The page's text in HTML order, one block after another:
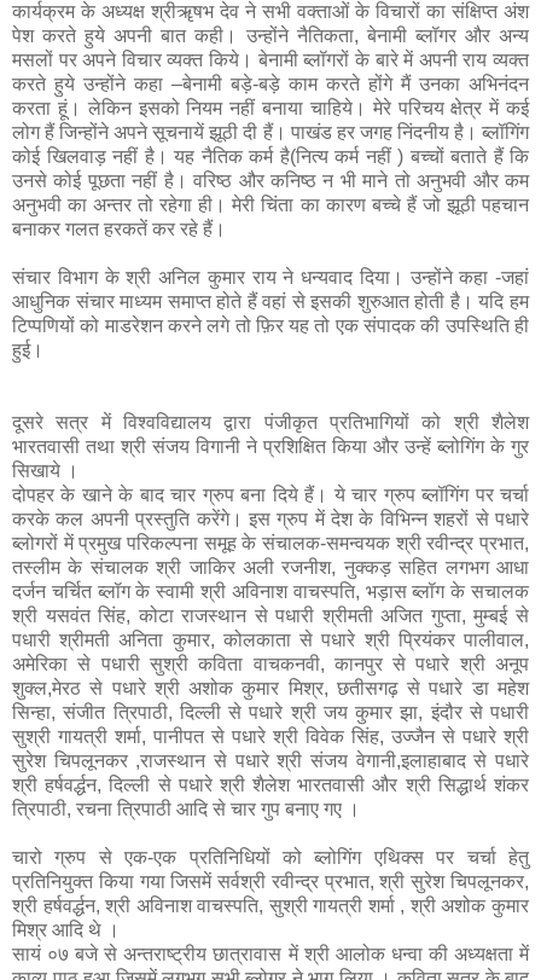
कार्यक्रम के अध्यक्ष श्रीॠषभ देव ने सभी वक्ताओं के विचारों का संक्षिप्त अंश
पेश करते हुये अपनी बात कही। उन्होंने नैतिकता, बेनामी ब्लॉगर और अन्य
मसलों पर अपने विचार व्यक्त किये। बेनामी ब्लॉगरों के बारे में अपनी राय व्यक्त
करते हुये उन्होंने कहा –बेनामी बड़े-बड़े काम करते होंगे मैं उनका अभिनंदन
करता हूं। लेकिन इसको नियम नहीं बनाया चाहिये। मेरे परिचय क्षेत्र में कई
लोग हैं जिन्होंने अपने सूचनायें झूठी दी हैं। पाखंड हर जगह निंदनीय है। ब्लॉगिंग
कोई खिलवाड़ नहीं है। यह नैतिक कर्म है(नित्य कर्म नहीं ) बच्चों बताते हैं कि
उनसे कोई पूछता नहीं है। वरिष्ठ और कनिष्ठ न भी माने तो अनुभवी और कम
अनुभवी का अन्तर तो रहेगा ही। मेरी चिंता का कारण बच्चे हैं जो झूठी पहचान
बनाकर गलत हरकतें कर रहे हैं।
संचार विभाग के श्री अनिल कुमार राय ने धन्यवाद दिया। उन्होंने कहा -जहां
आधुनिक संचार माध्यम समाप्त होते हैं वहां से इसकी शुरुआत होती है। यदि हम
टिप्पणियों को माडरेशन करने लगे तो फ़िर यह तो एक संपादक की उपस्थिति ही
हुई।
दूसरे सत्र में विश्वविद्यालय द्वारा पंजीकृत प्रतिभागियों को श्री शैलेश
भारतवासी तथा श्री संजय विगानी ने प्रशिक्षित किया और उन्हें ब्लोगिंग के गुर
सिखाये ।
दोपहर के खाने के बाद चार ग्रुप बना दिये हैं। ये चार ग्रुप ब्लॉगिंग पर चर्चा
करके कल अपनी प्रस्तुति करेंगे। इस ग्रुप मेंदेश के विभिन्न शहरों से पधारे
ब्लोगरों में प्रमुख परिकल्पना समूह के संचालक-समन्वयक श्री रवीन्द्र प्रभात,
तस्लीम के संचालक श्री जाकिर अली रजनीश, नुक्कड़ सहित लगभग आधा
दर्जन चर्चित ब्लॉग के स्वामी श्री अविनाश वाचस्पति, भड़ास ब्लॉग के सचालक
श्री यसवंत सिंह, कोटा राजस्थान से पधारी श्रीमती अजित गुप्ता, मुम्बई से
पधारी श्रीमती अनिता कुमार, कोलकाता से पधारे श्री प्रियंकर पालीवाल,
अमेरिका से पधारी सुश्री कविता वाचकनवी, कानपुर से पधारे श्री अनूप
शुक्ल,मेरठ से पधारे श्री अशोक कुमार मिश्र, छतीसगढ़ से पधारे डा महेश
सिन्हा, संजीत त्रिपाठी, दिल्ली से पधारे श्री जय कुमार झा, इंदौर से पधारी
सुश्री गायत्री शर्मा, पानीपत से पधारे श्री विवेक सिंह, उज्जैन से पधारे श्री
सुरेश चिपलूनकर ,राजस्थान से पधारे श्री संजय वेगानी,इलाहाबाद से पधारे
श्री हर्षवर्द्धन, दिल्ली से पधारे श्री शैलेश भारतवासी और श्री सिद्धार्थ शंकर
त्रिपाठी, रचना त्रिपाठी आदि से चार गुप बनाए गए ।
चारो ग्रुप से एक-एक प्रतिनिधियों को ब्लोगिंग एथिक्स पर चर्चा हेतु
प्रतिनियुक्त किया गया जिसमें सर्वश्री रवीन्द्र प्रभात, श्री सुरेश चिपलूनकर,
श्री हर्षवर्द्धन, श्री अविनाश वाचस्पति, सुश्री गायत्री शर्मा , श्री अशोक कुमार
मिश्र आदि थे ।
सायं ०७ बजे से अन्तराष्ट्रीय छात्रावास में श्री आलोक धन्वा की अध्यक्षता में